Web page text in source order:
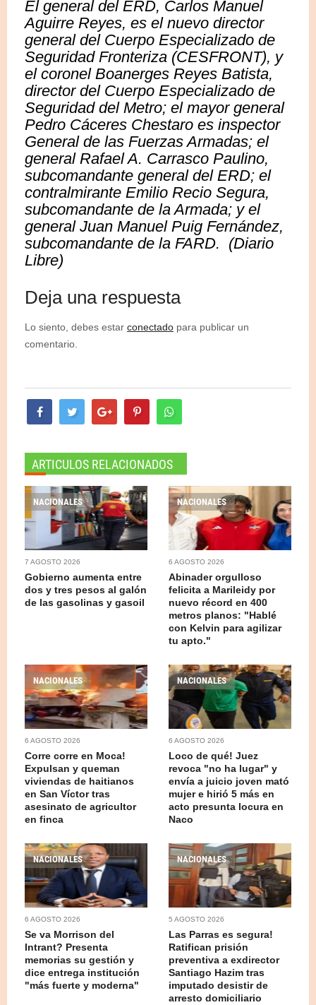
El general del ERD, Carlos Manuel
Aguirre Reyes, es el nuevo director
general del Cuerpo Especializado de
Seguridad Fronteriza (CESFRONT), y
el coronel Boanerges Reyes Batista,
director del Cuerpo Especializado de
Seguridad del Metro; el mayor general
Pedro Cáceres Chestaro es inspector
General de las Fuerzas Armadas; el
general Rafael A. Carrasco Paulino,
subcomandante general del ERD; el
contralmirante Emilio Recio Segura,
subcomandante de la Armada; y el
general Juan Manuel Puig Fernández,
subcomandante de la FARD. (Diario
Libre)
Deja una respuesta
Lo siento, debes estar conectado para publicar un
comentario.
ARTICULOS RELACIONADOS
NACIONALES
7 AGOSTO 2026
Gobierno aumenta entre
dos y tres pesos al galón
de las gasolinas y gasoil
NACIONALES
6 AGOSTO 2026
Abinader orgulloso
felicita a Marileidy por
nuevo récord en 400
metros planos: "Hablé
con Kelvin para agilizar
tu apto."
NACIONALES
6 AGOSTO 2026
Corre corre en Moca!
Expulsan y queman
viviendas de haitianos
en San Víctor tras
asesinato de agricultor
en finca
NACIONALES
6 AGOSTO 2026
Loco de qué! Juez
revoca "no ha lugar" y
envía a juicio joven mató
mujer e hirió 5 más en
acto presunta locura en
Naco
NACIONALES
6 AGOSTO 2026
Se va Morrison del
Intrant? Presenta
memorias su gestión y
dice entrega institución
"más fuerte y moderna"
NACIONALES
5 AGOSTO 2026
Las Parras es segura!
Ratifican prisión
preventiva a exdirector
Santiago Hazim tras
imputado desistir de
arresto domiciliario